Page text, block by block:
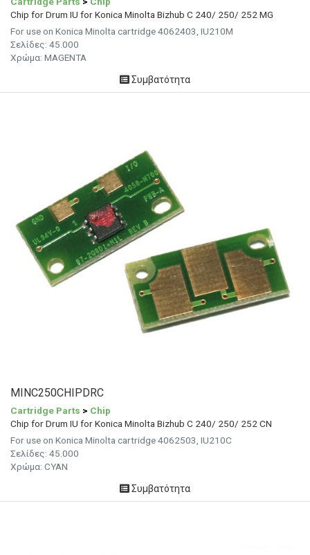
Chip for Drum IU for Konica Minolta Bizhub C 240/ 250/ 252 MG
For use on Konica Minolta cartridge 4062403, IU210M
Σελίδες: 45.000
Χρώμα: MAGENTA
Συμβατότητα
MINC250CHIPDRC
Cartridge Parts > Chip
Chip for Drum IU for Konica Minolta Bizhub C 240/ 250/ 252 CN
For use on Konica Minolta cartridge 4062503, IU210C
Σελίδες: 45.000
Χρώμα: CYAN
Συμβατότητα